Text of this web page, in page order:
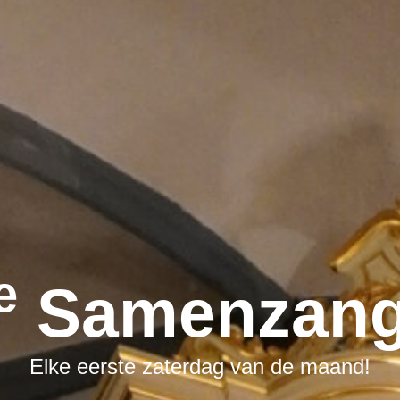
Elke eerste zaterdag van de maand!